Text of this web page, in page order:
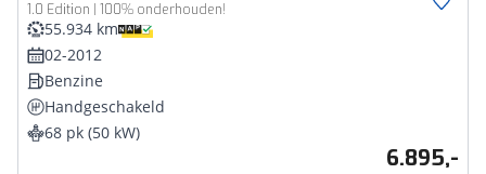
1.0 Edition | 100% onderhouden!
55.934 km
02-2012
Benzine
Handgeschakeld
68 pk (50 kW)
6.895,-